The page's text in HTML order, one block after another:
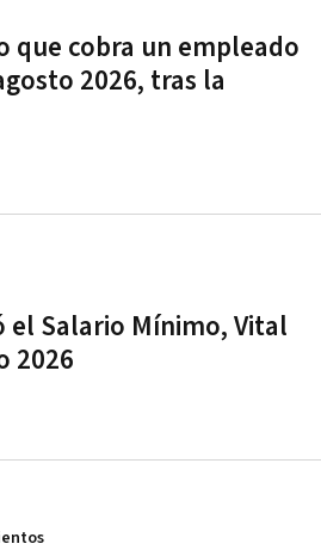
que cobra un empleado
2026, tras la
el Salario Mínimo, Vital
2026